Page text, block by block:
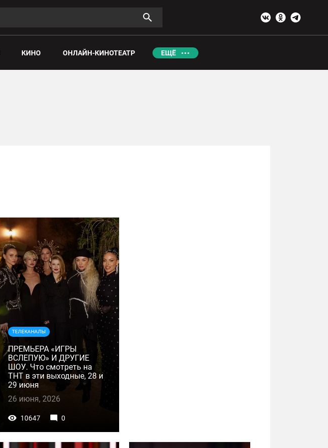
КИНО ОНЛАЙН-КИНОТЕАТР ЕЩЁ
ТЕЛЕКАНАЛЫ
ПРЕМЬЕРА «ИГРЫ
ВСЛЕПУЮ» И ДРУГИЕ
ШОУ. Что смотреть на
ТНТ в эти выходные, 28 и
29 июня
26 июня, 2026
10647 0